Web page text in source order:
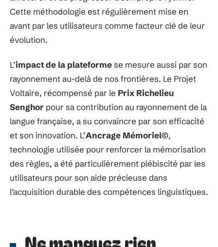
Cette méthodologie est régulièrement mise en
avant par les utilisateurs comme facteur clé de leur
évolution.
L’impact de la plateformese mesure aussi par son
rayonnement au-delà de nos frontières. Le Projet
Voltaire, récompensé par le Prix Richelieu
Senghor pour sa contribution au rayonnement de la
langue française, a su convaincre par son efficacité
et son innovation. L’Ancrage Mémoriel©,
technologie utilisée pour renforcer la mémorisation
des règles, a été particulièrement plébiscité par les
utilisateurs pour son aide précieuse dans
l’acquisition durable des compétences linguistiques.
Ne manquez rien